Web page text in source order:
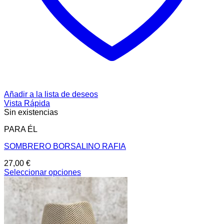
Añadir a la lista de deseos
Vista Rápida
Sin existencias
PARA ÉL
SOMBRERO BORSALINO RAFIA
27,00 €
Seleccionar opciones
Este
producto
tiene
múltiples
variantes.